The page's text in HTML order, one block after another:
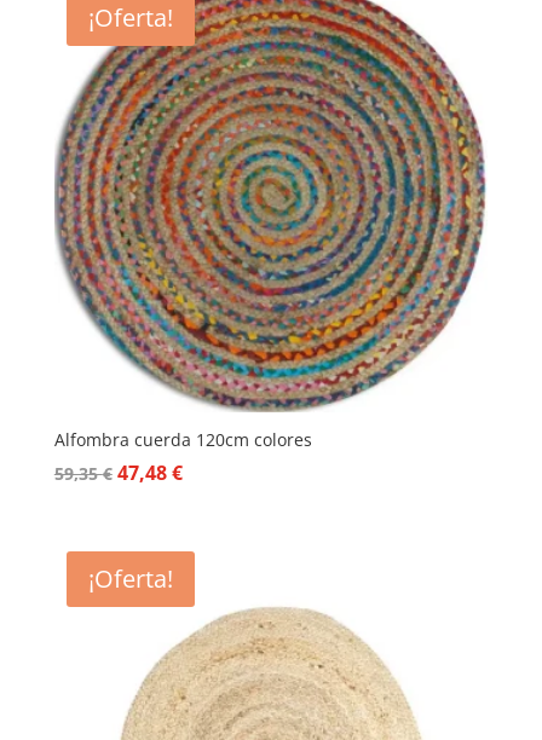
¡Oferta!
Alfombra cuerda 120cm colores
59,35€ El
era:
59,35 €.
47,48€El
47,48 €.
¡Oferta!